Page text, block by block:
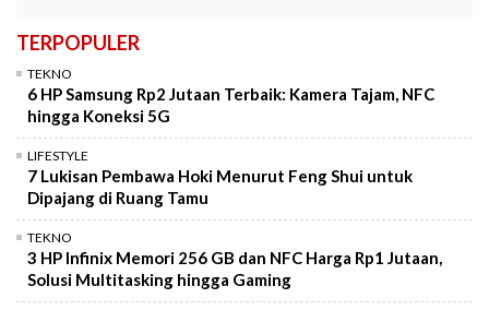
TERPOPULER
TEKNO
6 HP Samsung Rp2 Jutaan Terbaik: Kamera Tajam, NFC
hingga Koneksi 5G
LIFESTYLE
7 Lukisan Pembawa Hoki Menurut Feng Shui untuk
Dipajang di Ruang Tamu
TEKNO
3 HP Infinix Memori 256 GB dan NFC Harga Rp1 Jutaan,
Solusi Multitasking hingga Gaming